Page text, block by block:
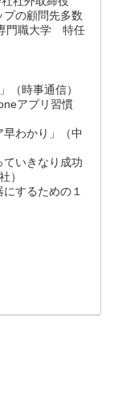
の顧問先多数
門職大学 特任
（時事通信）
アプリ習慣
わかり」（中
ていきなり成功
）
するための１